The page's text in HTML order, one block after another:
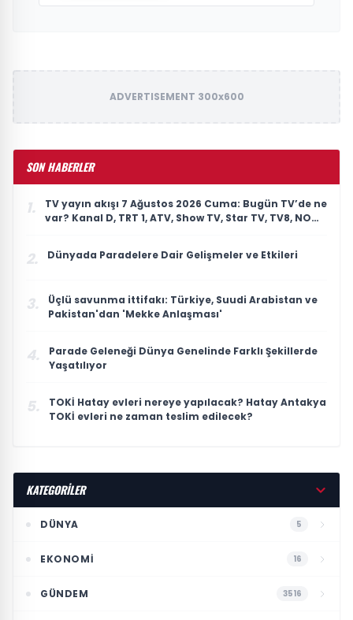
ADVERTISEMENT 300x600
SON HABERLER
1.
TV yayın akışı 7 Ağustos 2026 Cuma: Bugün TV’de ne
var? Kanal D, TRT 1, ATV, Show TV, Star TV, TV8, NOW
2. Dünyada Paradelere Dair Gelişmeler ve Etkileri
3.
Üçlü savunma ittifakı: Türkiye, Suudi Arabistan ve
Pakistan'dan 'Mekke Anlaşması'
4.
Parade Geleneği Dünya Genelinde Farklı Şekillerde
Yaşatılıyor
5.
TOKİ Hatay evleri nereye yapılacak? Hatay Antakya
TOKİ evleri ne zaman teslim edilecek?
KATEGORİLER
DÜNYA 5
EKONOMI 16
GÜNDEM 3516